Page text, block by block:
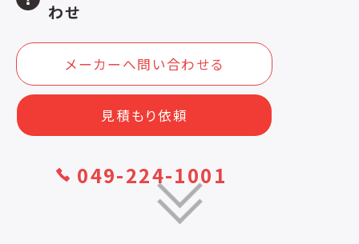
わせ
メーカーへ問い合わせる
見積もり依頼
049-224-1001